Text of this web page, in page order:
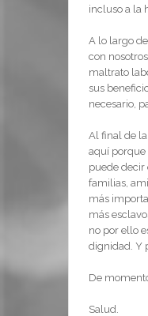
incluso a la
A lo largo
con
maltrato
sus
necesario,
Al final de
aquí porque
puede decir
familias,
más
más
no por ello
dignidad. Y
De
Salud.